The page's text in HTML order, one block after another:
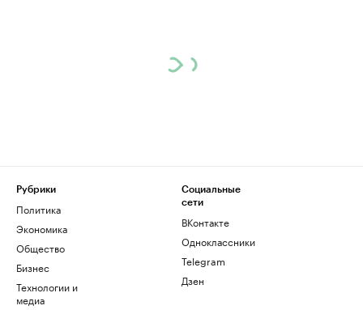
Рубрики
Политика
Экономика
Общество
Бизнес
Технологии и
медиа
Социальные
сети
ВКонтакте
Одноклассники
Telegram
Дзен